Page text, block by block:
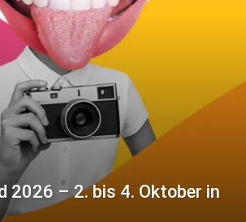
2026 – 2. bis 4. Oktober in